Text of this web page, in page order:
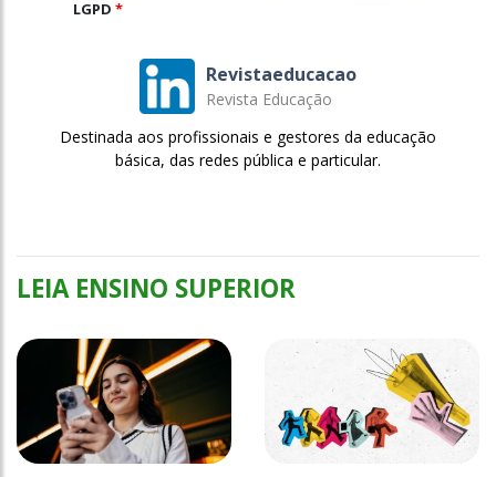
LGPD *
Revistaeducacao
Revista Educação
Destinada aos profissionais e gestores da educação
básica, das redes pública e particular.
LEIA ENSINO SUPERIOR